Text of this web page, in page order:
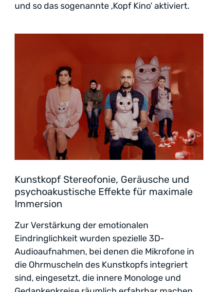
und so das sogenannte ‚Kopf Kino‘ aktiviert.
Kunstkopf Stereofonie, Geräusche und
psychoakustische Effekte für maximale
Immersion
Zur Verstärkung der emotionalen
Eindringlichkeit wurden spezielle 3D-
Audioaufnahmen, bei denen die Mikrofone in
die Ohrmuscheln des Kunstkopfs integriert
sind, eingesetzt, die innere Monologe und